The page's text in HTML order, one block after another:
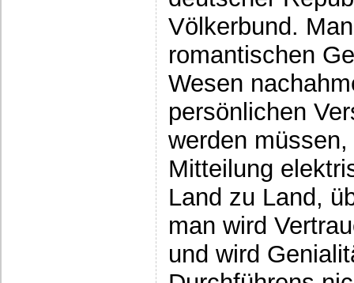
Völkerbund.
romantischen
Wesen
persönlichen
werden
Mitteilung
Land zu Land,
man wird
und wird